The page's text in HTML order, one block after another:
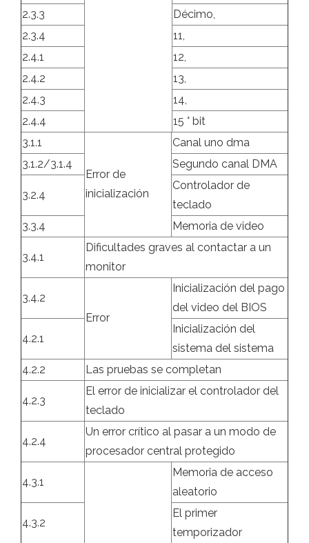
2.3.3
Décimo,
2.3.4
11,
2.4.1
12,
2.4.2
13,
2.4.3
14,
2.4.4
15 ° bit
3.1.1
Error de
inicialización
Canal uno dma
3.1.2/3.1.4
Segundo canal DMA
3.2.4
Controlador de
teclado
3.3.4
Memoria de video
3.4.1
Dificultades graves al contactar a un
monitor
3.4.2
Error
Inicialización del pago
del video del BIOS
4.2.1
Inicialización del
sistema del sistema
4.2.2
Las pruebas se completan
4.2.3
El error de inicializar el controlador del
teclado
4.2.4
Un error crítico al pasar a un modo de
procesador central protegido
4.3.1
Memoria de acceso
aleatorio
4.3.2
El primer
temporizador